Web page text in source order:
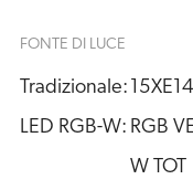
FONTE DI LUCE
Tradizionale:
LED RGB-W: RGB
W TOT